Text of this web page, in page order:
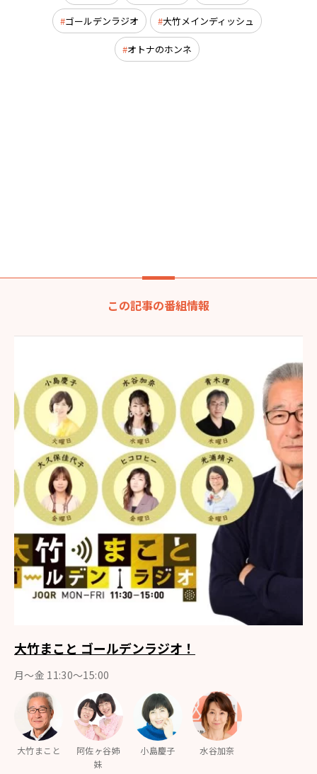
ゴールデンラジオ 大竹メインディッシュ
オトナのホンネ
この記事の番組情報
大竹まこと ゴールデンラジオ！
月〜金 11:30～15:00
大竹まこと
阿佐ヶ谷姉
妹
小島慶子 水谷加奈